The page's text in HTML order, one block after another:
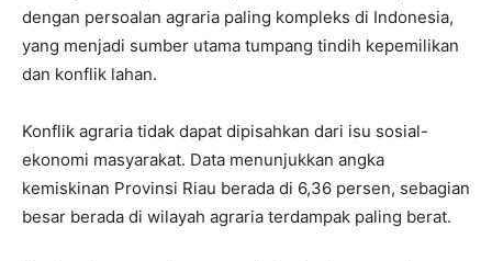
dengan persoalan agraria paling kompleks di Indonesia,
yang menjadi sumber utama tumpang tindih kepemilikan
dan konflik lahan.
Konflik agraria tidak dapat dipisahkan dari isu sosial-
ekonomi masyarakat. Data menunjukkan angka
kemiskinan Provinsi Riau berada di 6,36 persen, sebagian
besar berada di wilayah agraria terdampak paling berat.